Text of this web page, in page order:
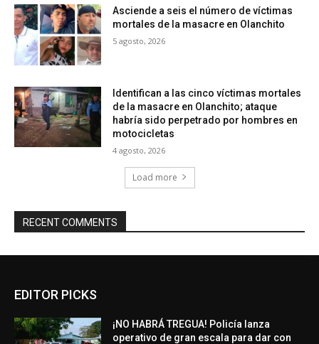
Asciende a seis el número de víctimas
mortales de la masacre en Olanchito
5 agosto, 2026
Identifican a las cinco víctimas mortales
de la masacre en Olanchito; ataque
habría sido perpetrado por hombres en
motocicletas
4 agosto, 2026
Load more
RECENT COMMENTS
EDITOR PICKS
¡NO HABRÁ TREGUA! Policía lanza
operativo de gran escala para dar con